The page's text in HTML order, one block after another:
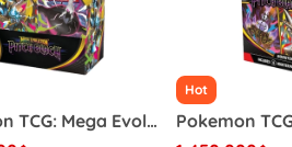
Pokemon TCG: Mega Evolution - Pitch Black Booster Box (36 Pack)
Hot